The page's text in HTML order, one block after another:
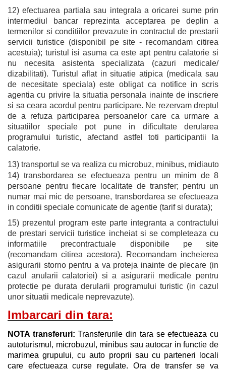
12) efectuarea partiala sau integrala a oricarei sume prin
intermediul bancar reprezinta acceptarea pe deplin a
termenilor si conditiilor prevazute in contractul de prestarii
servicii turistice (disponibil pe site - recomandam citirea
acestuia); turistul isi asuma ca este apt pentru calatorie si
nu necesita asistenta specializata (cazuri medicale/
dizabilitati). Turistul aflat in situatie atipica (medicala sau
de necesitate speciala) este obligat ca notifice in scris
agentia cu privire la situatia personala inainte de inscriere
si sa ceara acordul pentru participare. Ne rezervam dreptul
de a refuza participarea persoanelor care ca urmare a
situatiilor speciale pot pune in dificultate derularea
programului turistic, afectand astfel toti participantii la
calatorie.
13) transportul se va realiza cu microbuz, minibus,
14) transbordarea se efectueaza pentru un minim de 8
persoane pentru fiecare localitate de transfer; pentru un
numar mai mic de persoane, transbordarea se efectueaza
in conditii speciale comunicate de agentie (tarif si durata);
15) prezentul program este parte integranta a contractului
de prestari servicii turistice incheiat si se completeaza cu
informatiile precontractuale disponibile pe site
(recomandam citirea acestora). Recomandam incheierea
asigurarii storno pentru a va proteja inainte de plecare (in
cazul anularii calatoriei) si a asigurarii medicale pentru
protectie pe durata derularii programului turistic (in cazul
unor situatii medicale neprevazute).
Imbarcari din tara:
NOTA transferuri: Transferurile din tara se efectueaza cu
autoturismul, microbuzul, minibus sau autocar in functie de
marimea grupului, cu auto proprii sau cu parteneri locali
care efectueaza curse regulate. Ora de transfer se va